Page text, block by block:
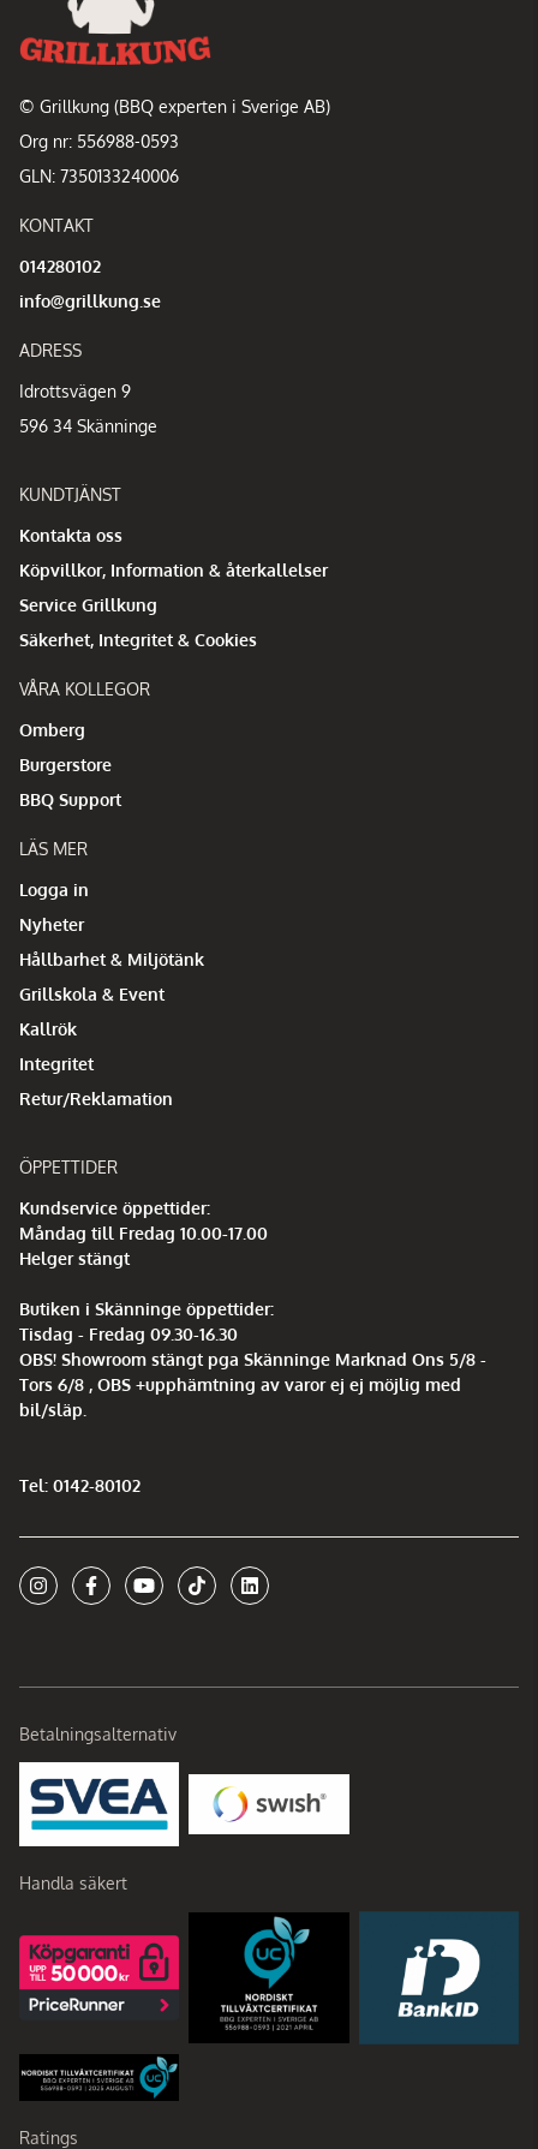
© Grillkung (BBQ experten i Sverige AB)
Org nr: 556988-0593
GLN: 7350133240006
KONTAKT
014280102
info@grillkung.se
ADRESS
Idrottsvägen 9
596 34 Skänninge
KUNDTJÄNST
Kontakta oss
Köpvillkor, Information & återkallelser
Service Grillkung
Säkerhet, Integritet & Cookies
VÅRA KOLLEGOR
Omberg
Burgerstore
BBQ Support
LÄS MER
Logga in
Nyheter
Hållbarhet & Miljötänk
Grillskola & Event
Kallrök
Integritet
Retur/Reklamation
ÖPPETTIDER
Kundservice öppettider:
Måndag till Fredag 10.00-17.00
Helger stängt
Butiken i Skänninge öppettider:
Tisdag - Fredag 09.30-16.30
OBS! Showroom stängt pga Skänninge Marknad Ons 5/8 -
Tors 6/8 , OBS +upphämtning av varor ej ej möjlig med
bil/släp.
Tel: 0142-80102
Betalningsalternativ
Handla säkert
Ratings